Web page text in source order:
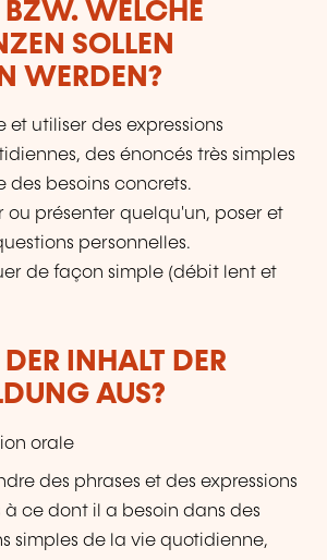
BZW. WELCHE
SOLLEN
WERDEN?
et utiliser des expressions
des énoncés très simples
des besoins concrets.
ou présenter quelqu'un, poser et
personnelles.
de façon simple (débit lent et
INHALT DER
AUS?
orale
des phrases et des expressions
à ce dont il a besoin dans des
simples de la vie quotidienne,